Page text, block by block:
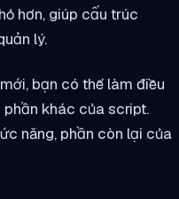
hơn, giúp cấu trúc
lý.
bạn có thể làm điều
khác của script.
năng, phần còn lại của